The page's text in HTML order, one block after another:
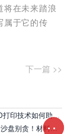
将在未来踏浪
属于它的传
下一篇 >>
案例深析3D打印技术如何助力某国家重大基建项目的方案汇报
避坑！低价沙盘别贪！材料质量差，用 1 年就变形掉色！
...